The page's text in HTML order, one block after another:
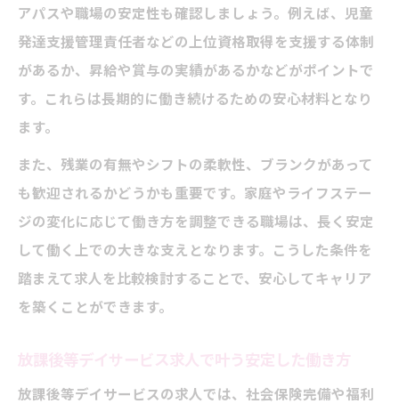
アパスや職場の安定性も確認しましょう。例えば、児童
発達支援管理責任者などの上位資格取得を支援する体制
があるか、昇給や賞与の実績があるかなどがポイントで
す。これらは長期的に働き続けるための安心材料となり
ます。
また、残業の有無やシフトの柔軟性、ブランクがあって
も歓迎されるかどうかも重要です。家庭やライフステー
ジの変化に応じて働き方を調整できる職場は、長く安定
して働く上での大きな支えとなります。こうした条件を
踏まえて求人を比較検討することで、安心してキャリア
を築くことができます。
放課後等デイサービス求人で叶う安定した働き方
放課後等デイサービスの求人では、社会保険完備や福利